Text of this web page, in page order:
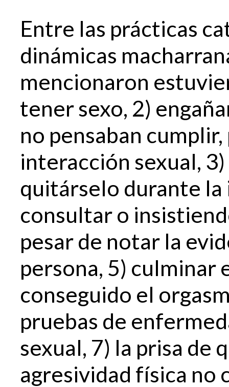
Entre las prácticas
dinámicas
mencionaron
tener sexo, 2)
no pensaban
interacción sexual,
quitárselo durante
consultar o
pesar de notar la
persona, 5) culminar
conseguido el
pruebas de
sexual, 7) la prisa de
agresividad física no